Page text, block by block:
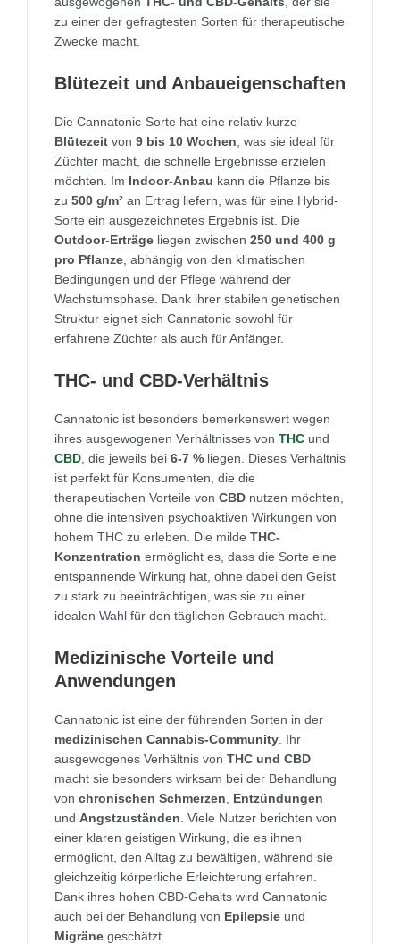
zu einer der gefragtesten Sorten für therapeutische
Zwecke macht.
Blütezeit und Anbaueigenschaften
Die Cannatonic-Sorte hat eine relativ kurze
Blütezeit von 9 bis 10 Wochen, was sie ideal für
Züchter macht, die schnelle Ergebnisse erzielen
möchten. Im
Indoor-Anbau kann die Pflanze bis
zu 500 g/m² an Ertrag liefern, was für eine Hybrid-
Sorte ein ausgezeichnetes Ergebnis ist. Die
Outdoor-Erträge liegen zwischen 250 und 400 g
pro Pflanze, abhängig von den klimatischen
Bedingungen und der Pflege während der
Wachstumsphase. Dank ihrer stabilen genetischen
Struktur eignet sich Cannatonic sowohl für
erfahrene Züchter als auch für Anfänger.
THC- und CBD-Verhältnis
Cannatonic ist besonders bemerkenswert wegen
ihres ausgewogenen Verhältnisses von THC und
CBD , die jeweils bei 6-7 % liegen. Dieses Verhältnis
ist perfekt für Konsumenten, die die
therapeutischen Vorteile von CBD nutzen möchten,
ohne die intensiven psychoaktiven Wirkungen von
hohem THC zu erleben. Die milde THC-
Konzentration ermöglicht es, dass die Sorte eine
entspannende Wirkung hat, ohne dabei den Geist
zu stark zu beeinträchtigen, was sie zu einer
idealen Wahl für den täglichen Gebrauch macht.
Medizinische Vorteile und
Anwendungen
Cannatonic ist eine der führenden Sorten in der
medizinischen Cannabis-Community . Ihr
ausgewogenes Verhältnis von THC und CBD
macht sie besonders wirksam bei der Behandlung
von chronischen Schmerzen
Entzündungen
und Angstzuständen . Viele Nutzer berichten von
einer klaren geistigen Wirkung, die es ihnen
ermöglicht, den Alltag zu bewältigen, während sie
gleichzeitig körperliche Erleichterung erfahren.
Dank ihres hohen CBD-Gehalts wird Cannatonic
auch bei der Behandlung von Epilepsie und
Migräne geschätzt.